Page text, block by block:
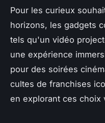
Pour les curieux
horizons, les gadgets
tels qu'un vidéo
une expérience
pour des soirées
cultes de franchises
en explorant ces choix